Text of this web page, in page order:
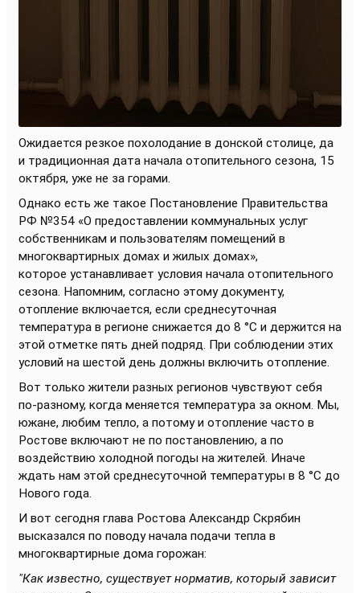
Ожидается резкое похолодание в донской столице, да
и традиционная дата начала отопительного сезона, 15
октября, уже не за горами.
Однако есть же такое Постановление Правительства
РФ №354 «О предоставлении коммунальных услуг
собственникам и пользователям помещений в
многоквартирных домах и жилых домах»,
которое устанавливает условия начала отопительного
сезона. Напомним, согласно этому документу,
отопление включается, если среднесуточная
температура в регионе снижается до 8 °С и держится на
этой отметке пять дней подряд. При соблюдении этих
условий на шестой день должны включить отопление.
Вот только жители разных регионов чувствуют себя
по-разному, когда меняется температура за окном. Мы,
южане, любим тепло, а потому и отопление часто в
Ростове включают не по постановлению, а по
воздействию холодной погоды на жителей. Иначе
ждать нам этой среднесуточной температуры в 8 °С до
Нового года.
И вот сегодня глава Ростова Александр Скрябин
высказался по поводу начала подачи тепла в
многоквартирные дома горожан:
"Как известно, существует норматив, который зависит